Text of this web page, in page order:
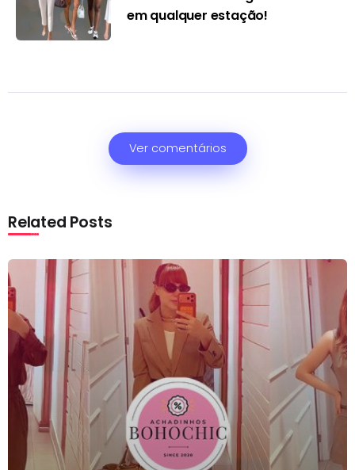
em qualquer estação!
Ver comentários
Related Posts